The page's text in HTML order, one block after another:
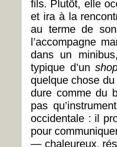
fils. Plutôt, elle
et ira à la
au terme de
l’accompagne
dans un
typique d’un
quelque chose
dure comme du
pas
occidentale : il
pour
— chaleureux,